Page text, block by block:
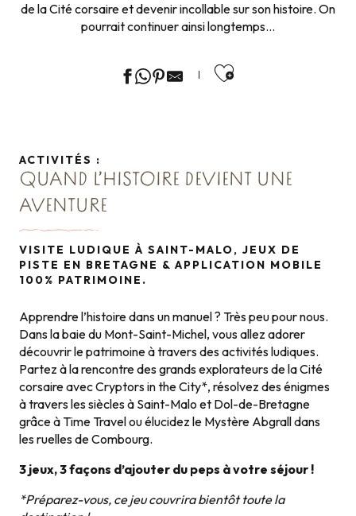
de la Cité corsaire et devenir incollable sur son histoire. On
pourrait continuer ainsi longtemps…
Ajouter aux
ACTIVITÉS :
QUAND L’HISTOIRE DEVIENT UNE
AVENTURE
VISITE LUDIQUE À SAINT-MALO, JEUX DE
PISTE EN BRETAGNE & APPLICATION MOBILE
100% PATRIMOINE.
Apprendre l’histoire dans un manuel ? Très peu pour nous.
Dans la baie du Mont-Saint-Michel, vous allez adorer
découvrir le patrimoine à travers des activités ludiques.
Partez à la rencontre des grands explorateurs de la Cité
corsaire avec Cryptors in the City*, résolvez des énigmes
à travers les siècles à Saint-Malo et Dol-de-Bretagne
grâce à Time Travel ou élucidez le Mystère Abgrall dans
les ruelles de Combourg.
3 jeux, 3 façons d’ajouter du peps à votre séjour !
*Préparez-vous, ce jeu couvrira bientôt toute la